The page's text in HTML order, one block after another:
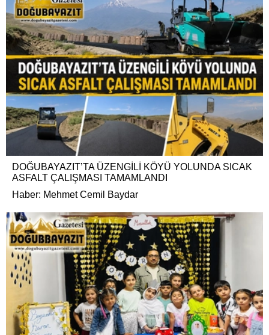
DOĞUBAYAZIT’TA ÜZENGİLİ KÖYÜ YOLUNDA SICAK
ASFALT ÇALIŞMASI TAMAMLANDI
Haber: Mehmet Cemil Baydar